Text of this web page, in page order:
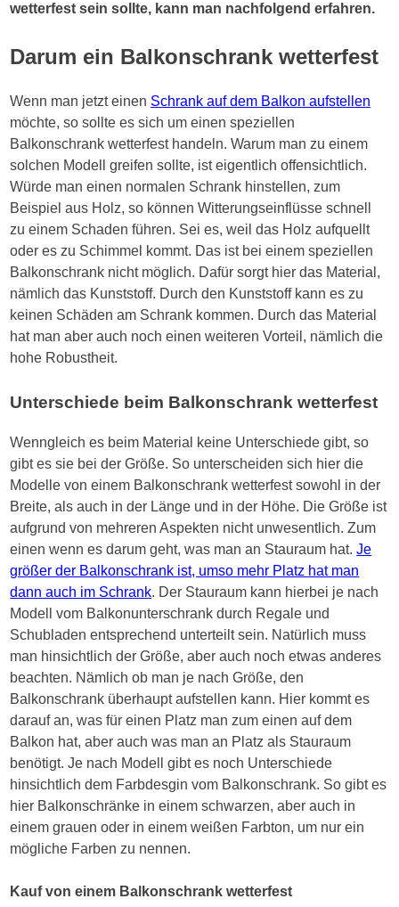
wetterfest sein sollte, kann man nachfolgend erfahren.
Darum ein Balkonschrank wetterfest
Wenn man jetzt einen Schrank auf dem Balkon aufstellen
möchte, so sollte es sich um einen speziellen
Balkonschrank wetterfest handeln. Warum man zu einem
solchen Modell greifen sollte, ist eigentlich offensichtlich.
Würde man einen normalen Schrank hinstellen, zum
Beispiel aus Holz, so können Witterungseinflüsse schnell
zu einem Schaden führen. Sei es, weil das Holz aufquellt
oder es zu Schimmel kommt. Das ist bei einem speziellen
Balkonschrank nicht möglich. Dafür sorgt hier das Material,
nämlich das Kunststoff. Durch den Kunststoff kann es zu
keinen Schäden am Schrank kommen. Durch das Material
hat man aber auch noch einen weiteren Vorteil, nämlich die
hohe Robustheit.
Unterschiede beim Balkonschrank wetterfest
Wenngleich es beim Material keine Unterschiede gibt, so
gibt es sie bei der Größe. So unterscheiden sich hier die
Modelle von einem Balkonschrank wetterfest sowohl in der
Breite, als auch in der Länge und in der Höhe. Die Größe ist
aufgrund von mehreren Aspekten nicht unwesentlich. Zum
einen wenn es darum geht, was man an Stauraum hat.Je
größer der Balkonschrank ist, umso mehr Platz hat man
dann auch im Schrank. Der Stauraum kann hierbei je nach
Modell vom Balkonunterschrank durch Regale und
Schubladen entsprechend unterteilt sein. Natürlich muss
man hinsichtlich der Größe, aber auch noch etwas anderes
beachten. Nämlich ob man je nach Größe, den
Balkonschrank überhaupt aufstellen kann. Hier kommt es
darauf an, was für einen Platz man zum einen auf dem
Balkon hat, aber auch was man an Platz als Stauraum
benötigt. Je nach Modell gibt es noch Unterschiede
hinsichtlich dem Farbdesgin vom Balkonschrank. So gibt es
hier Balkonschränke in einem schwarzen, aber auch in
einem grauen oder in einem weißen Farbton, um nur ein
mögliche Farben zu nennen.
Kauf von einem Balkonschrank wetterfest